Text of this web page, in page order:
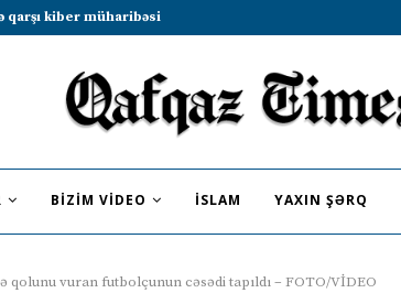
sammitində iştirak etməyə dəvət...
BIZIM VIDEO İSLAM YAXIN ŞƏRQ
qolunu vuran futbolçunun cəsədi tapıldı – FOTO/VİDEO